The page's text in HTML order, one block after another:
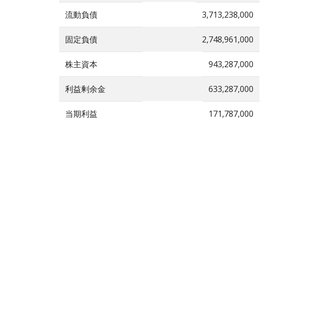
流動負債 3,713,238,000
固定負債 2,748,961,000
株主資本 943,287,000
利益剰余金 633,287,000
当期利益 171,787,000